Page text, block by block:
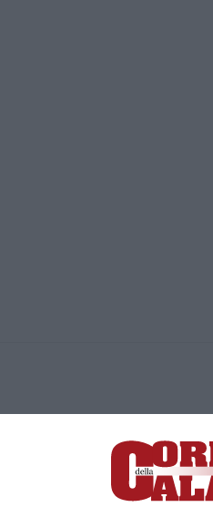
Lamezia Terme (CZ)
- Direttore responsabile Paola